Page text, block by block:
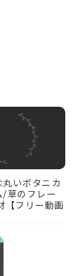
いボタニカ
/草のフレー
【フリー動画